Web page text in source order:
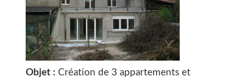
Objet : Création de 3 appartements et